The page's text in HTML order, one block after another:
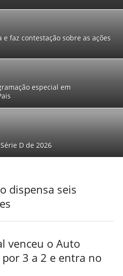
e faz contestação sobre as ações
especial em
D de 2026
dispensa seis
venceu o Auto
por 3 a 2 e entra no